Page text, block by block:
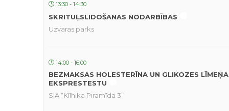
13:30 - 14:30
SKRITUĻSLIDOŠANAS NODARBĪBAS
Uzvaras parks
14:00 - 16:00
BEZMAKSAS HOLESTERĪNA UN GLIKOZES
EKSPRESTESTU
SIA “Klīnika Piramīda 3”